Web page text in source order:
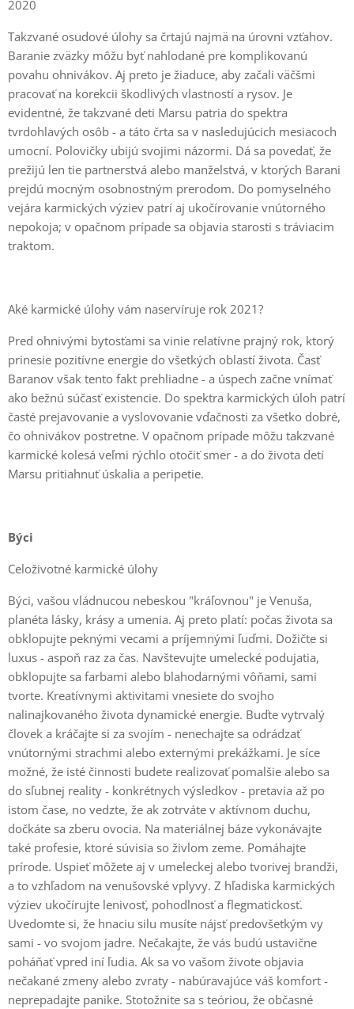
2020
Takzvané osudové úlohy sa črtajú najmä na úrovni vzťahov.
Baranie zväzky môžu byť nahlodané pre komplikovanú
povahu ohnivákov. Aj preto je žiaduce, aby začali väčšmi
pracovať na korekcii škodlivých vlastností a rysov. Je
evidentné, že takzvané deti Marsu patria do spektra
tvrdohlavých osôb - a táto črta sa v nasledujúcich mesiacoch
umocní. Polovičky ubijú svojimi názormi. Dá sa povedať, že
prežijú len tie partnerstvá alebo manželstvá, v ktorých Barani
prejdú mocným osobnostným prerodom. Do pomyselného
vejára karmických výziev patrí aj ukočírovanie vnútorného
nepokoja; v opačnom prípade sa objavia starosti s tráviacim
traktom.
Aké karmické úlohy vám naservíruje rok 2021?
Pred ohnivými bytosťami sa vinie relatívne prajný rok, ktorý
prinesie pozitívne energie do všetkých oblastí života. Časť
Baranov však tento fakt prehliadne - a úspech začne vnímať
ako bežnú súčasť existencie. Do spektra karmických úloh patrí
časté prejavovanie a vyslovovanie vďačnosti za všetko dobré,
čo ohnivákov postretne. V opačnom prípade môžu takzvané
karmické kolesá veľmi rýchlo otočiť smer - a do života detí
Marsu pritiahnuť úskalia a peripetie.
Býci
Celoživotné karmické úlohy
Býci, vašou vládnucou nebeskou "kráľovnou" je Venuša,
planéta lásky, krásy a umenia. Aj preto platí: počas života sa
obklopujte peknými vecami a príjemnými ľuďmi. Dožičte si
luxus - aspoň raz za čas. Navštevujte umelecké podujatia,
obklopujte sa farbami alebo blahodarnými vôňami, sami
tvorte. Kreatívnymi aktivitami vnesiete do svojho
nalinajkovaného života dynamické energie. Buďte vytrvalý
človek a kráčajte si za svojím - nenechajte sa odrádzať
vnútornými strachmi alebo externými prekážkami. Je síce
možné, že isté činnosti budete realizovať pomalšie alebo sa
do sľubnej reality - konkrétnych výsledkov - pretavia až po
istom čase, no vedzte, že ak zotrváte v aktívnom duchu,
dočkáte sa zberu ovocia. Na materiálnej báze vykonávajte
také profesie, ktoré súvisia so živlom zeme. Pomáhajte
prírode. Uspieť môžete aj v umeleckej alebo tvorivej brandži,
a to vzhľadom na venušovské vplyvy. Z hľadiska karmických
výziev ukočírujte lenivosť, pohodlnosť a flegmatickosť.
Uvedomte si, že hnaciu silu musíte nájsť predovšetkým vy
sami - vo svojom jadre. Nečakajte, že vás budú ustavične
poháňať vpred iní ľudia. Ak sa vo vašom živote objavia
nečakané zmeny alebo zvraty - nabúravajúce váš komfort -
neprepadajte panike. Stotožnite sa s teóriou, že občasné